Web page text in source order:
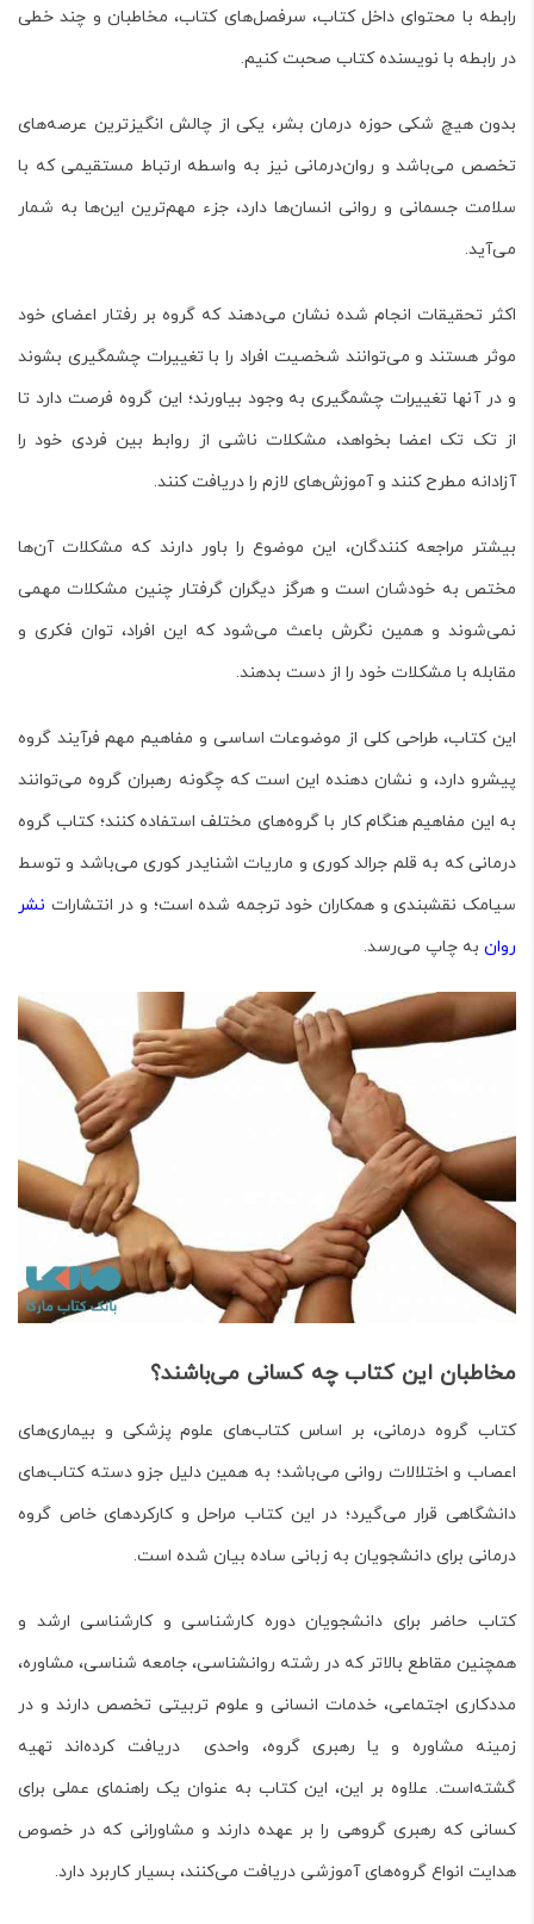
رابطه با محتوای داخل کتاب، سرفصل‌های کتاب، مخاطبان و چند خطی
در رابطه با نویسنده کتاب صحبت کنیم.
بدون هیچ شکی حوزه درمان بشر، یکی از چالش انگیزترین عرصه‌های
تخصص می‌باشد و روان‌درمانی نیز به واسطه ارتباط مستقیمی که با
سلامت جسمانی و روانی انسان‌ها دارد، جزء مهم‌ترین این‌ها به شمار
می‌آید.
اکثر تحقیقات انجام شده نشان می‌دهند که گروه بر رفتار اعضای خود
موثر هستند و می‌توانند شخصیت افراد را با تغییرات چشمگیری بشوند
و در آنها تغییرات چشمگیری به وجود بیاورند؛ این گروه فرصت دارد تا
از تک تک اعضا بخواهد، مشکلات ناشی از روابط بین فردی خود را
آزادانه مطرح کنند و آموزش‌های لازم را دریافت کنند.
بیشتر مراجعه کنندگان، این موضوع را باور دارند که مشکلات آن‌ها
مختص به خودشان است و هرگز دیگران گرفتار چنین مشکلات مهمی
نمی‌شوند و همین نگرش باعث می‌شود که این افراد، توان فکری و
مقابله با مشکلات خود را از دست بدهند.
این کتاب، طراحی کلی از موضوعات اساسی و مفاهیم مهم فرآیند گروه
پیشرو دارد، و نشان دهنده این است که چگونه رهبران گروه می‌توانند
به این مفاهیم هنگام کار با گروه‌های مختلف استفاده کنند؛ کتاب گروه
درمانی که به قلم جرالد کوری و ماریات اشنایدر کوریمی‌باشد و توسط
سیامک نقشبندی و همکاران خود ترجمه شده است؛ و در انتشارات نشر
روان به چاپ می‌رسد.
مخاطبان این کتاب چه کسانی می‌باشند؟
کتاب گروه درمانی، بر اساس کتاب‌های علوم پزشکی و بیماری‌های
اعصاب و اختلالات روانی می‌باشد؛ به همین دلیل جزو دسته کتاب‌های
دانشگاهی قرار می‌گیرد؛ در این کتاب مراحل و کارکردهای خاص گروه
درمانی برای دانشجویان به زبانی ساده بیان شده است.
کتاب حاضر برای دانشجویان دوره کارشناسی و کارشناسی ارشد و
همچنین مقاطع بالاتر که در رشته روانشناسی، جامعه شناسی، مشاوره،
مددکاری اجتماعی، خدمات انسانی و علوم تربیتی تخصص دارند و در
زمینه مشاوره و یا رهبری گروه، واحدی دریافت کرده‌اند تهیه
گشته‌است. علاوه بر این، این کتاب به عنوان یک راهنمای عملی برای
کسانی که رهبری گروهی را بر عهده دارند و مشاورانی که در خصوص
هدایت انواع گروه‌های آموزشی دریافت می‌کنند، بسیار کاربرد دارد.